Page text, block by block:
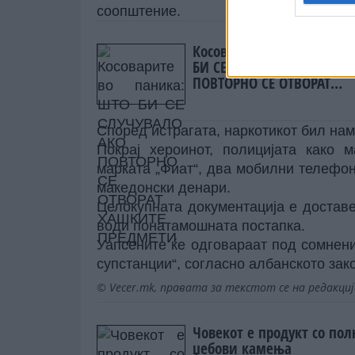
соопштение.
Косоварите во паника:
БИ СЕ СЛУЧУВАЛО АКО
ПОВТОРНО СЕ ОТВОРАТ
Според истрагата, наркотикот бил
Покрај хероинот, полицијата како
марката „Фиат“, два мобилни
македонски денари.
Целокупната документација е
води понатамошната постапка.
Уапсените ќе одговараат под
супстанции“, согласно албанското
© Vecer.mk, правата за текстот се на
Човекот е продукт со
џебови камења